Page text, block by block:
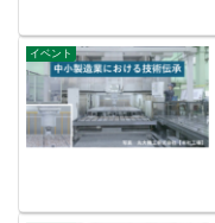
イベント